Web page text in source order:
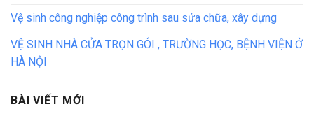
Vệ sinh công nghiệp công trình sau sửa chữa, xây dựng
VỆ SINH NHÀ CỬA TRỌN GÓI , TRƯỜNG HỌC, BỆNH VIỆN Ở
HÀ NỘI
BÀI VIẾT MỚI